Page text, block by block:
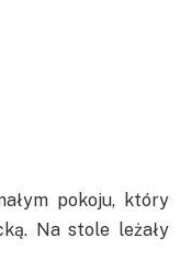
pokoju, który
Na stole leżały